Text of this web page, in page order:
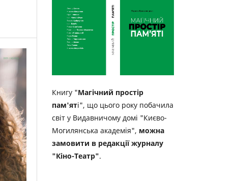
Книгу "Магічний простір
пам'яті", що цього року побачила
світ у Видавничому домі "Києво-
Могилянська академія", можна
замовити в редакції журналу
"Кіно-Театр".